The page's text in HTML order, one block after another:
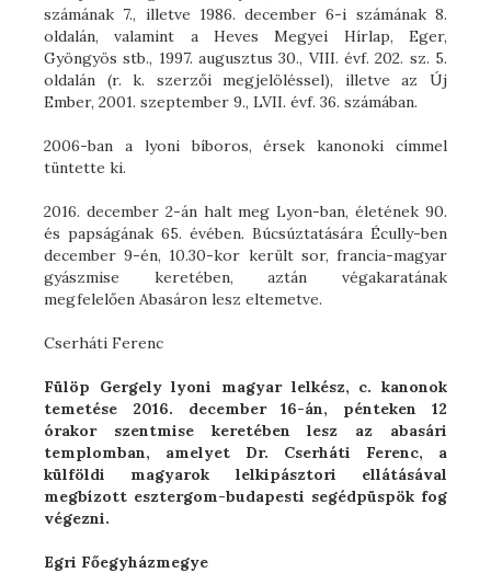
számának 7., illetve 1986. december 6-i számának 8.
oldalán, valamint a Heves Megyei Hírlap, Eger,
Gyöngyös stb., 1997. augusztus 30., VIII. évf. 202. sz. 5.
oldalán (r. k. szerzői megjelöléssel), illetve az Új
Ember, 2001. szeptember 9., LVII. évf. 36. számában.
2006-ban a lyoni bíboros, érsek kanonoki címmel
tüntette ki.
2016. december 2-án halt meg Lyon-ban, életének 90.
és papságának 65. évében. Búcsúztatására Écully-ben
december 9-én, 10.30-kor került sor, francia-magyar
gyászmise keretében, aztán végakaratának
megfelelően Abasáron lesz eltemetve.
Cserháti Ferenc
Fülöp Gergely lyoni magyar lelkész, c. kanonok
temetése 2016. december 16-án, pénteken 12
órakor szentmise keretében lesz az abasári
templomban, amelyet Dr. Cserháti Ferenc, a
külföldi magyarok lelkipásztori ellátásával
megbízott esztergom-budapesti segédpüspök fog
végezni.
Egri Főegyházmegye